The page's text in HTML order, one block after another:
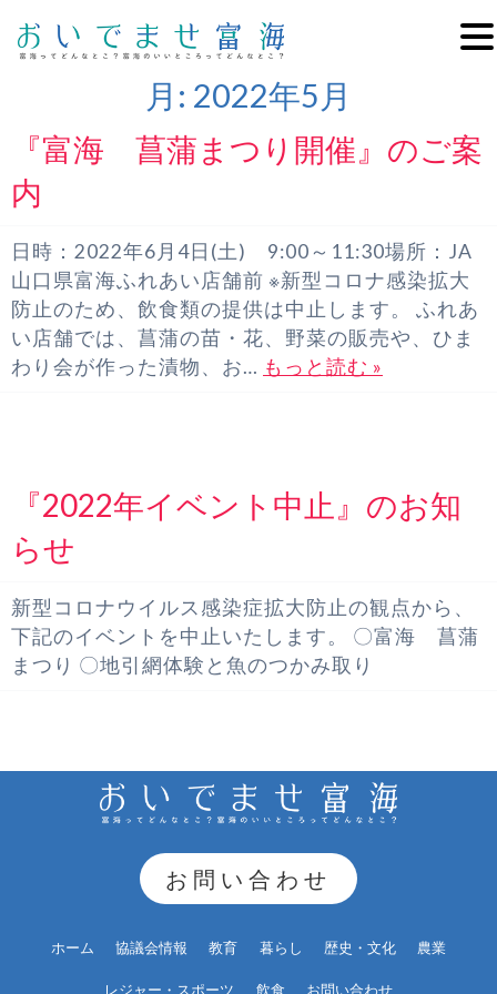
月: 2022年5月
『富海 菖蒲まつり開催』のご案
内
日時：2022年6月4日(土) 9:00～11:30場所：JA
山口県富海ふれあい店舗前 ※新型コロナ感染拡大
防止のため、飲食類の提供は中止します。 ふれあ
い店舗では、菖蒲の苗・花、野菜の販売や、ひま
わり会が作った漬物、お… もっと読む »
『2022年イベント中止』のお知
らせ
新型コロナウイルス感染症拡大防止の観点から、
下記のイベントを中止いたします。 〇富海 菖蒲
まつり 〇地引網体験と魚のつかみ取り
お問い合わせ
ホーム 協議会情報 教育 暮らし 歴史・文化 農業
レジャー・スポーツ 飲食 お問い合わせ